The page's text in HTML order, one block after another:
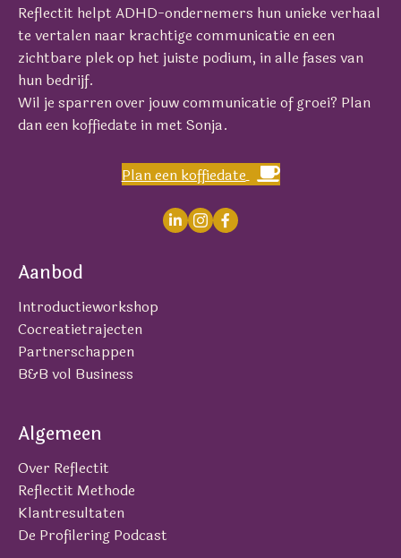
Reflectit helpt ADHD-ondernemers hun unieke verhaal
te vertalen naar krachtige communicatie en een
zichtbare plek op het juiste podium, in alle fases van
hun bedrijf.
Wil je sparren over jouw communicatie of groei? Plan
dan een koffiedate in met Sonja.
Plan een koffiedate
Aanbod
Introductieworkshop
Cocreatietrajecten
Partnerschappen
B&B vol Business
Algemeen
Over Reflectit
Reflectit Methode
Klantresultaten
De Profilering Podcast